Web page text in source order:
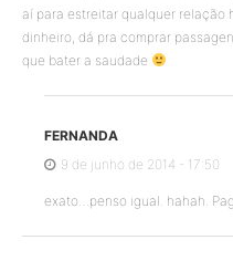
aí para estreitar qualquer relação
dinheiro, dá pra comprar
que bater a saudade
FERNANDA
9 de junho de 2014 - 17:50
exato…penso igual. hahah.